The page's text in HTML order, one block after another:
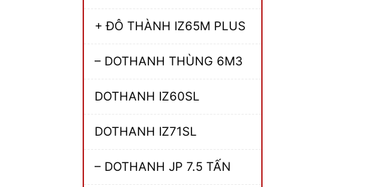
+ ĐÔ THÀNH IZ65M PLUS
– DOTHANH THÙNG 6M3
DOTHANH IZ60SL
DOTHANH IZ71SL
– DOTHANH JP 7.5 TẤN